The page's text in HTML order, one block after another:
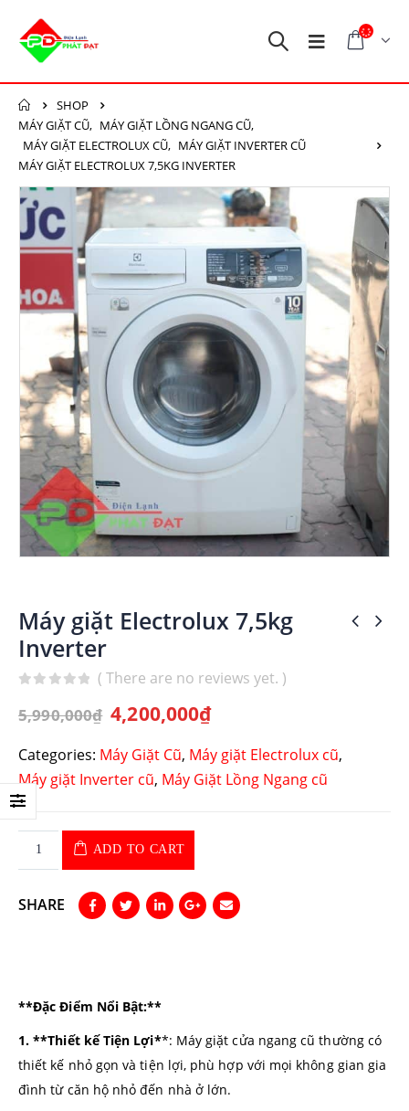
SHOP
MÁY GIẶT CŨ, MÁY GIẶT LỒNG NGANG CŨ,
MÁY GIẶT ELECTROLUX CŨ, MÁY GIẶT INVERTER CŨ
MÁY GIẶT ELECTROLUX 7,5KG INVERTER
Máy giặt Electrolux 7,5kg
Inverter
( There are no reviews yet. )
5,990,000₫ 4,200,000₫
Categories: Máy Giặt Cũ, Máy giặt Electrolux cũ,
Máy giặt Inverter cũ, Máy Giặt Lồng Ngang cũ
ADD TO CART
SHARE
**Đặc Điểm Nổi Bật:**
1. **Thiết kế Tiện Lợi**: Máy giặt cửa ngang cũ thường có
thiết kế nhỏ gọn và tiện lợi, phù hợp với mọi không gian gia
đình từ căn hộ nhỏ đến nhà ở lớn.